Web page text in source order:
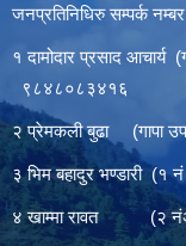
जनप्रतिनिधिरु सम्पर्क नम्बर
१ दामोदार प्रसाद आचार्य
९८४८०८३४१६
२ प्रेमकली बुढा (गापा
३ भिम बहादुर
४ खाम्मा रावत (२